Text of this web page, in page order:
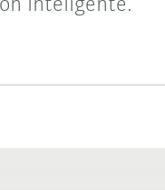
inteligente.